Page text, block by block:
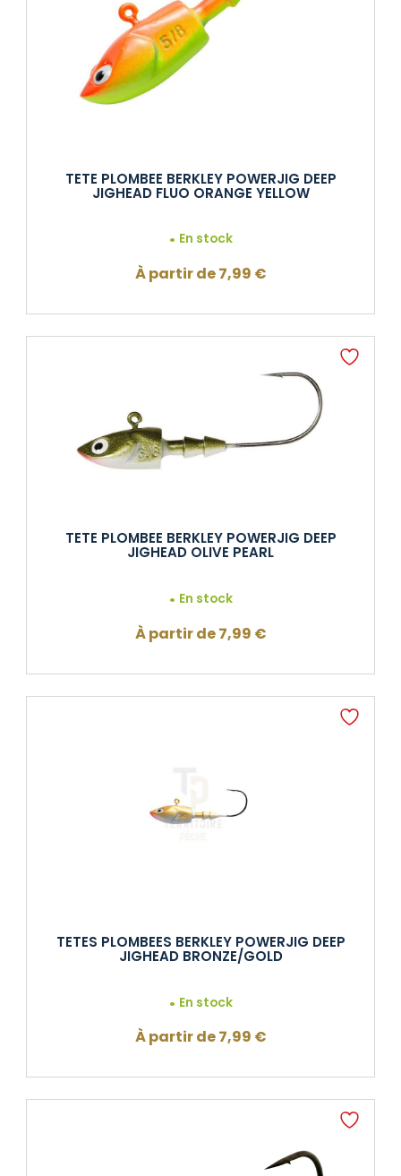
TETE PLOMBEE BERKLEY POWERJIG DEEP
JIGHEAD FLUO ORANGE YELLOW
En stock
À partir de7,99 €
TETE PLOMBEE BERKLEY POWERJIG DEEP
JIGHEAD OLIVE PEARL
En stock
À partir de7,99 €
TETES PLOMBEES BERKLEY POWERJIG DEEP
JIGHEAD BRONZE/GOLD
En stock
À partir de7,99 €